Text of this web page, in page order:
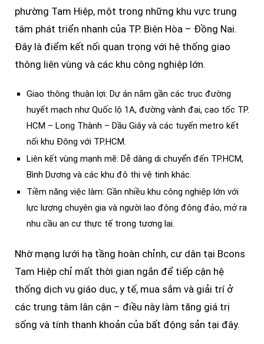
phường Tam Hiệp, một trong những khu vực trung
tâm phát triển nhanh của TP. Biên Hòa – Đồng Nai.
Đây là điểm kết nối quan trọng với hệ thống giao
thông liên vùng và các khu công nghiệp lớn.
Giao thông thuận lợi: Dự án nằm gần các trục đường
huyết mạch như Quốc lộ 1A, đường vành đai, cao tốc TP.
HCM – Long Thành – Dầu Giây và các tuyến metro kết
nối khu Đông với TP.HCM.
Liên kết vùng mạnh mẽ: Dễ dàng di chuyển đến TP.HCM,
Bình Dương và các khu đô thị vệ tinh khác.
Tiềm năng việc làm: Gần nhiều khu công nghiệp lớn với
lực lượng chuyên gia và người lao động đông đảo, mở ra
nhu cầu an cư thực tế trong tương lai.
Nhờ mạng lưới hạ tầng hoàn chỉnh, cư dân tại Bcons
Tam Hiệp chỉ mất thời gian ngắn để tiếp cận hệ
thống dịch vụ giáo dục, y tế, mua sắm và giải trí ở
các trung tâm lân cận – điều này làm tăng giá trị
sống và tính thanh khoản của bất động sản tại đây.